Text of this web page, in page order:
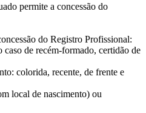
permite a concessão do
do Registro Profissional:
de recém-formado, certidão de
colorida, recente, de frente e
local de nascimento) ou